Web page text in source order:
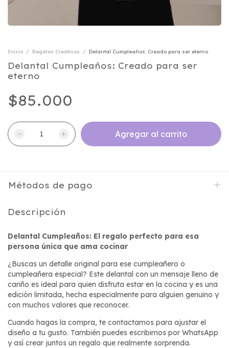
Inicio / Regalos Creativos / Delantal Cumpleaños: Creado para ser eterno
Delantal Cumpleaños: Creado para ser
eterno
$85.000
Métodos de pago
Descripción
Delantal Cumpleaños: El regalo perfecto para esa
persona única que ama cocinar
¿Buscas un detalle original para ese cumpleañero o
cumpleañera especial? Este delantal con un mensaje lleno de
cariño es ideal para quien disfruta estar en la cocina y es una
edición limitada, hecha especialmente para alguien genuino y
con muchos valores que reconocer.
Cuando hagas la compra, te contactamos para ajustar el
diseño a tu gusto. También puedes escribirnos por WhatsApp
y así crear juntos un regalo que realmente sorprenda.